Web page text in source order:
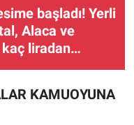
başladı! Yerli
Alaca ve
liradan
KAMUOYUNA